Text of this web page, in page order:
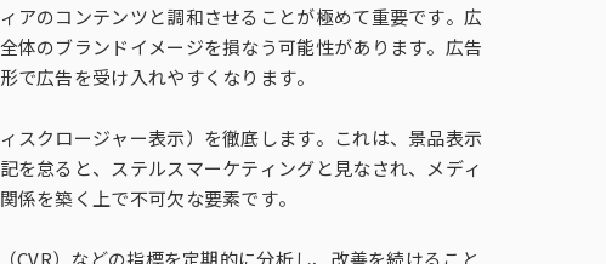
アのコンテンツと調和させることが極めて重要です。広
体のブランドイメージを損なう可能性があります。広告
広告を受け入れやすくなります。
スクロージャー表示）を徹底します。これは、景品表示
を怠ると、ステルスマーケティングと見なされ、メディ
係を築く上で不可欠な要素です。
）などの指標を定期的に分析し、改善を続けること